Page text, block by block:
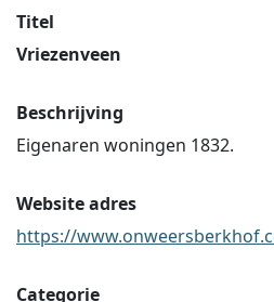
Titel
Vriezenveen
Beschrijving
Eigenaren woningen 1832.
Website adres
https://
Categorie